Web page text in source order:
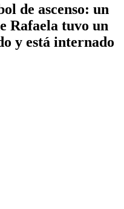
de ascenso: un
Rafaela tuvo un
y está internado